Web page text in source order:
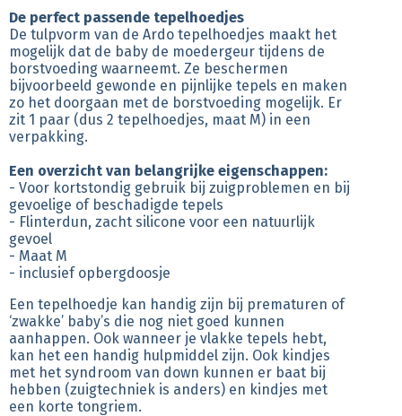
De perfect passende tepelhoedjes
De tulpvorm van de Ardo tepelhoedjes maakt het
mogelijk dat de baby de moedergeur tijdens de
borstvoeding waarneemt. Ze beschermen
bijvoorbeeld gewonde en pijnlijke tepels en maken
zo het doorgaan met de borstvoeding mogelijk. Er
zit 1 paar (dus 2 tepelhoedjes, maat M) in een
verpakking.
Een overzicht van belangrijke eigenschappen:
- Voor kortstondig gebruik bij zuigproblemen en bij
gevoelige of beschadigde tepels
- Flinterdun, zacht silicone voor een natuurlijk
gevoel
- Maat M
- inclusief opbergdoosje
Een tepelhoedje kan handig zijn bij prematuren of
‘zwakke’ baby’s die nog niet goed kunnen
aanhappen. Ook wanneer je vlakke tepels hebt,
kan het een handig hulpmiddel zijn. Ook kindjes
met het syndroom van down kunnen er baat bij
hebben (zuigtechniek is anders) en kindjes met
een korte tongriem.